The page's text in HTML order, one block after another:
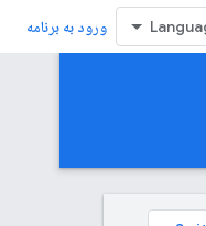
ورود به برنامه